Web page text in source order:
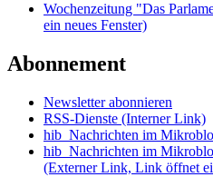
Wochenzeitung "Das
ein neues Fenster)
Abonnement
Newsletter abonnieren
RSS-Dienste (Interner Link)
hib_Nachrichten im
hib_Nachrichten im
(Externer Link, Link öffnet